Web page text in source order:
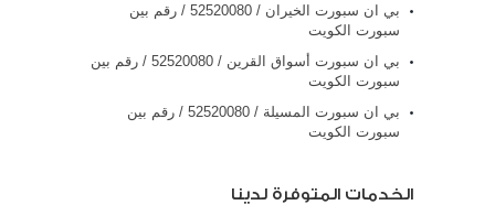
بي ان سبورت الخيران / 52520080 / رقم بين
سبورت الكويت
بي ان سبورت أسواق القرين / 52520080 / رقم بين
سبورت الكويت
بي ان سبورت المسيلة / 52520080 / رقم بين
سبورت الكويت
الخدمات المتوفرة لدينا